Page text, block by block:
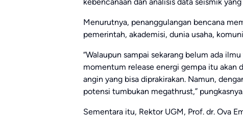
Menurutnya, penanggulangan bencana
pemerintah, akademisi, dunia usaha,
“Walaupun sampai sekarang belum ada
momentum release energi gempa itu akan
angin yang bisa diprakirakan. Namun,
potensi tumbukan megathrust,”
Sementara itu, Rektor UGM, Prof. dr. Ova